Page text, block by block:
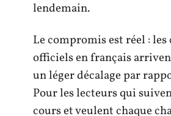
lendemain.
Le compromis est réel :
officiels en français
un léger décalage par
Pour les lecteurs qui
cours et veulent chaque